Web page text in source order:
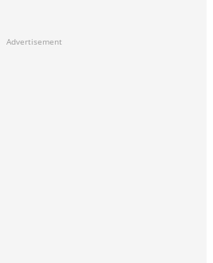
Advertisement